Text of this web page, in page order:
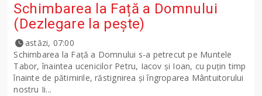
Schimbarea la Față a Domnului
(Dezlegare la peşte)
astăzi, 07:00
Schimbarea la Față a Domnului s-a petrecut pe Muntele
Tabor, înaintea ucenicilor Petru, Iacov și Ioan, cu puțin timp
înainte de pătimirile, răstignirea și îngroparea Mântuitorului
nostru Ii...